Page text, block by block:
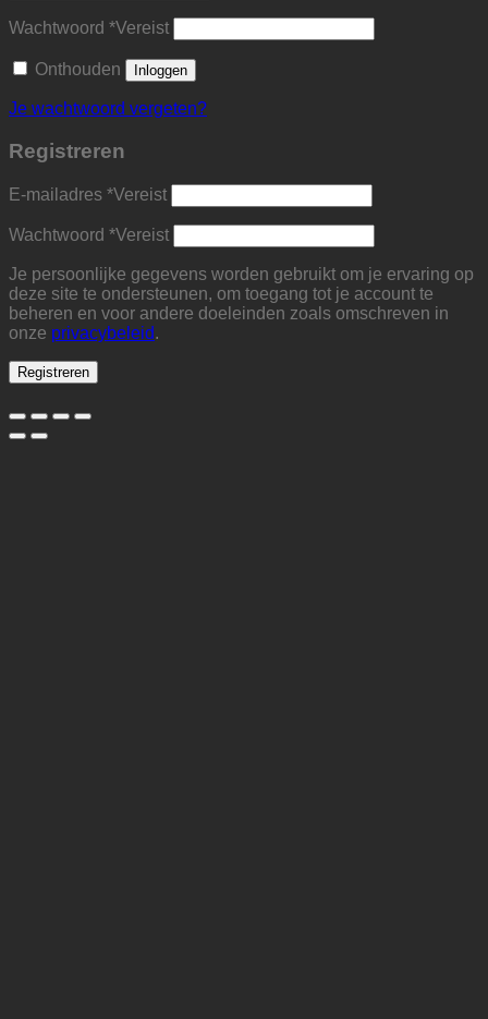
Wachtwoord *Vereist
Onthouden Inloggen
Je wachtwoord vergeten?
Registreren
E-mailadres *Vereist
Wachtwoord *Vereist
Je persoonlijke gegevens worden gebruikt om je ervaring op
deze site te ondersteunen, om toegang tot je account te
beheren en voor andere doeleinden zoals omschreven in
onze privacybeleid.
Registreren